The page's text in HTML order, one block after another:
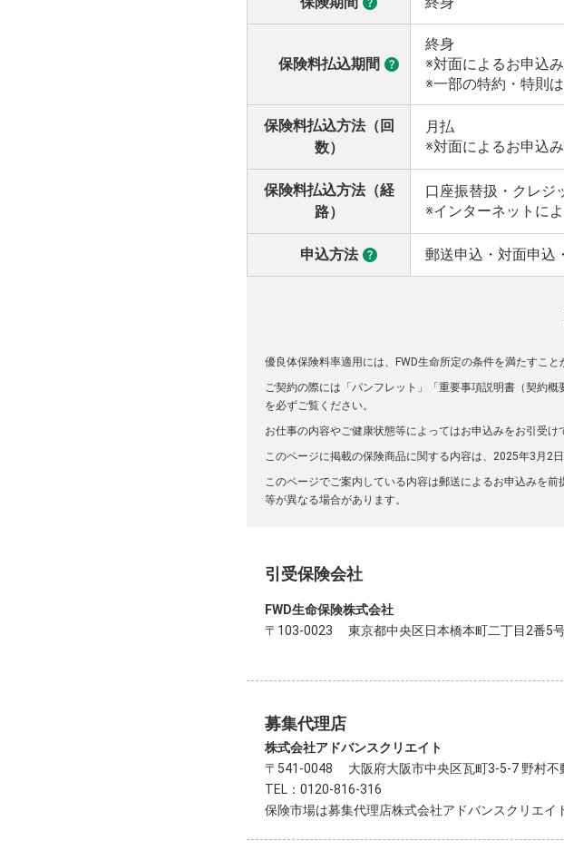
保険料払込期間
終身
※対面によるお申込
※一部の特約・特則
保険料払込方法（回
数）
月払
※対面によるお申込
保険料払込方法（経
路）
口座振替扱・クレジ
※インターネットに
申込方法 郵送申込・対面申込
優良体保険料率適用には、FWD生命所定の条件を満たすこと
ご契約の際には「パンフレット」「重要事項説明書（契約
を必ずご覧ください。
お仕事の内容やご健康状態等によってはお申込みをお引受け
このページに掲載の保険商品に関する内容は、2025年3月2
このページでご案内している内容は郵送によるお申込みを
等が異なる場合があります。
引受保険会社
FWD生命保険株式会社
〒103-0023 東京都中央区日本橋本町二丁目2番5
募集代理店
株式会社アドバンスクリエイト
〒541-0048 大阪府大阪市中央区瓦町3-5-7 野村不
TEL：0120-816-316
保険市場は募集代理店株式会社アドバンスクリエイ